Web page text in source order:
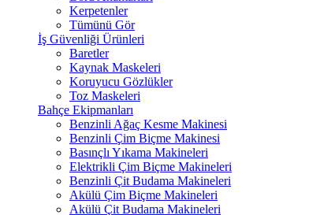
Kerpetenler
Tümünü Gör
İş Güvenliği Ürünleri
Baretler
Kaynak Maskeleri
Koruyucu Gözlükler
Toz Maskeleri
Bahçe Ekipmanları
Benzinli Ağaç Kesme Makinesi
Benzinli Çim Biçme Makinesi
Basınçlı Yıkama Makineleri
Elektrikli Çim Biçme Makineleri
Benzinli Çit Budama Makineleri
Akülü Çim Biçme Makineleri
Akülü Çit Budama Makineleri